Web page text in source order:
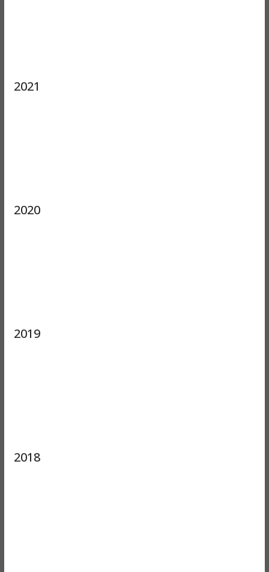
2021
2020
2019
2018